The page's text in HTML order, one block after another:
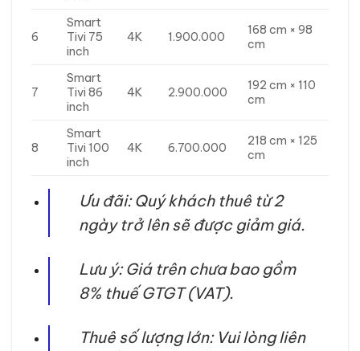
6
Smart
Tivi 75
inch
4K 1.900.000
168 cm × 98
cm
7
Smart
Tivi 86
inch
4K 2.900.000
192 cm × 110
cm
8
Smart
Tivi 100
inch
4K 6.700.000
218 cm × 125
cm
Ưu đãi: Quý khách thuê từ 2
ngày trở lên sẽ được giảm giá.
Lưu ý: Giá trên chưa bao gồm
8% thuế GTGT (VAT).
Thuê số lượng lớn: Vui lòng liên